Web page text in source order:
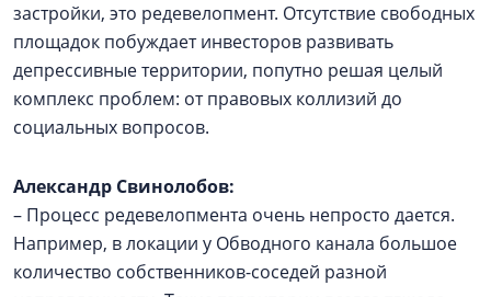
застройки, это редевелопмент. Отсутствие свободных
площадок побуждает инвесторов развивать
депрессивные территории, попутно решая целый
комплекс проблем: от правовых коллизий до
социальных вопросов.
Александр Свинолобов:
– Процесс редевелопмента очень непросто дается.
Например, в локации у Обводного канала большое
количество собственников-соседей разной